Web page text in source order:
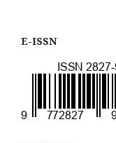
E-ISSN